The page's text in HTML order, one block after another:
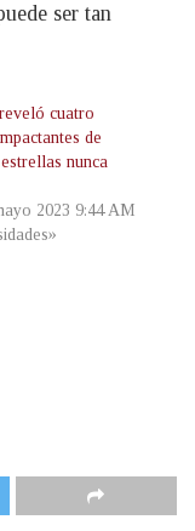
ser tan
cuatro
de
nunca
2023 9:44 AM